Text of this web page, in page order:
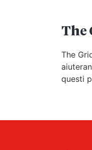
The
The
questi